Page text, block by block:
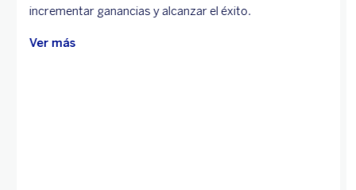
incrementar ganancias y alcanzar el éxito.
Ver más